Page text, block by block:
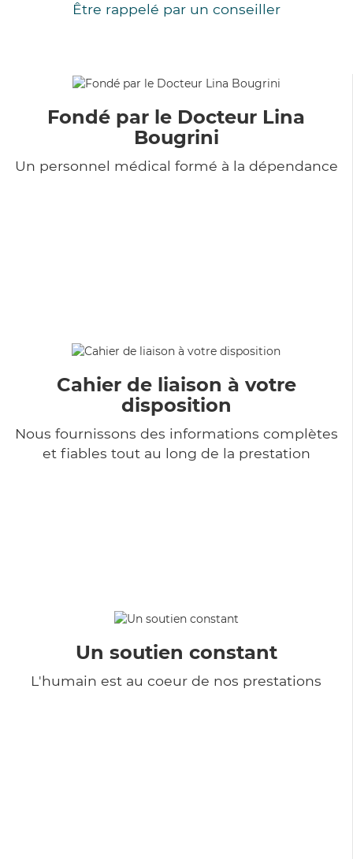
Être rappelé par un conseiller
Fondé par le Docteur Lina
Bougrini
Un personnel médical formé à la dépendance
Cahier de liaison à votre
disposition
Nous fournissons des informations complètes
et fiables tout au long de la prestation
Un soutien constant
L'humain est au coeur de nos prestations